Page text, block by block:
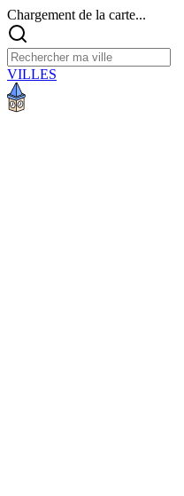
Chargement de la carte...
VILLES